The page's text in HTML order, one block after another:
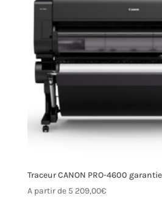
Traceur CANON PRO-4600
A partir de 5 209,00€